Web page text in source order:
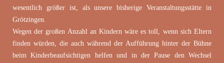
wesentlich größer ist, als unsere bisherige Veranstaltungsstätte in
Grötzingen.
Wegen der großen Anzahl an Kindern wäre es toll, wenn sich Eltern
finden würden, die auch während der Aufführung hinter der Bühne
beim Kinderbeaufsichtigen helfen und in der Pause den Wechsel